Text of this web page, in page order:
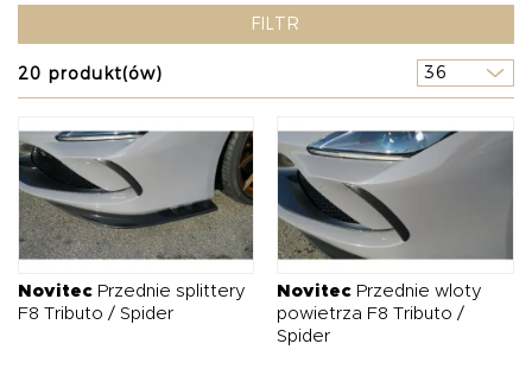
O NAS
KONTAKT
O NAS OFERTA BLOG ZOSTAŃ PARTNEREM
FILTR
20 produkt(ów)
Novitec Przednie splittery
F8 Tributo / Spider
Novitec Przednie wloty
powietrza F8 Tributo /
Spider